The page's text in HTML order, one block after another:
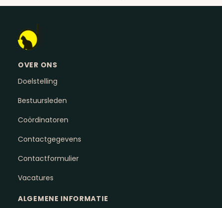
OVER ONS
Doelstelling
Bestuursleden
Coördinatoren
Contactgegevens
Contactformulier
Vacatures
ALGEMENE INFORMATIE